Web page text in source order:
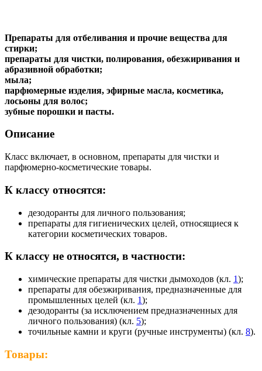
Препараты для отбеливания и прочие вещества для
стирки;
препараты для чистки, полирования, обезжиривания и
абразивной обработки;
мыла;
парфюмерные изделия, эфирные масла, косметика,
лосьоны для волос;
зубные порошки и пасты.
Описание
Класс включает, в основном, препараты для чистки и
парфюмерно-косметические товары.
К классу относятся:
дезодоранты для личного пользования;
препараты для гигиенических целей, относящиеся к
категории косметических товаров.
К классу не относятся, в частности:
химические препараты для чистки дымоходов (кл. 1);
препараты для обезжиривания, предназначенные для
промышленных целей (кл. 1);
дезодоранты (за исключением предназначенных для
личного пользования) (кл. 5);
точильные камни и круги (ручные инструменты) (кл. 8).
Товары: